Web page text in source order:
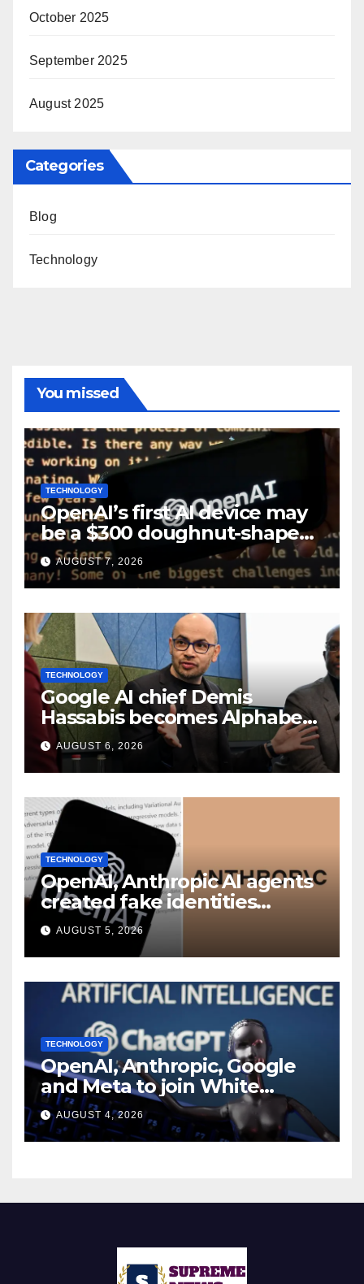
October 2025
September 2025
August 2025
Categories
Blog
Technology
You missed
TECHNOLOGY
OpenAI’s first AI device may
be a $300 doughnut-shaped
smart speaker: Report
AUGUST 7, 2026
TECHNOLOGY
Google AI chief Demis
Hassabis becomes Alphabet
chief scientist in leadership
shakeup
AUGUST 6, 2026
TECHNOLOGY
OpenAI, Anthropic AI agents
created fake identities
during UK cyber tests:
Report
AUGUST 5, 2026
TECHNOLOGY
OpenAI, Anthropic, Google
and Meta to join White
House AI security meeting
AUGUST 4, 2026